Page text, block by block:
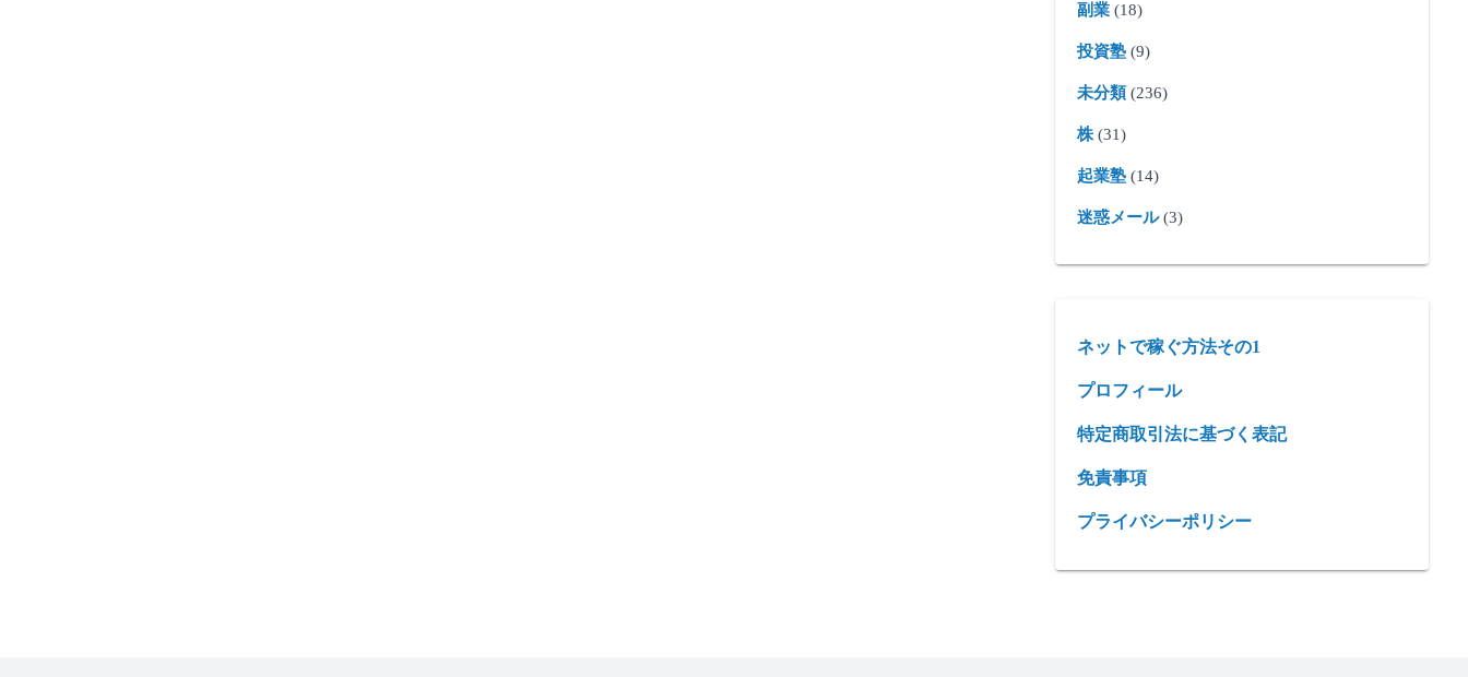
副業 (18)
投資塾 (9)
未分類 (236)
株 (31)
起業塾 (14)
迷惑メール(3)
ネットで稼ぐ方法その1
プロフィール
特定商取引法に基づく表記
免責事項
プライバシーポリシー